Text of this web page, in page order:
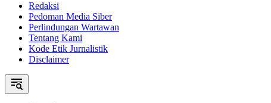
Redaksi
Pedoman Media Siber
Perlindungan Wartawan
Tentang Kami
Kode Etik Jurnalistik
Disclaimer